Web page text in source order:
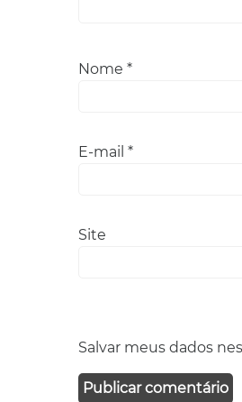
Nome *
E-mail *
Site
Salvar meus dados